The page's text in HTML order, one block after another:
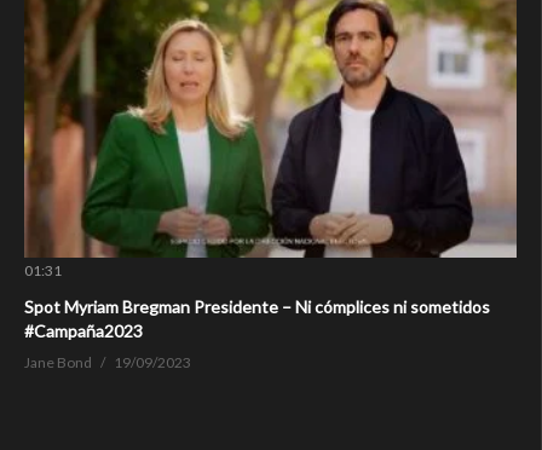
01:31
Spot Myriam Bregman Presidente – Ni cómplices ni sometidos
#Campaña2023
Jane Bond 19/09/2023